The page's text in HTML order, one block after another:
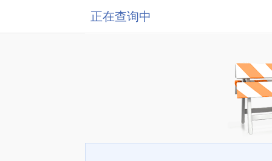
正在查询中